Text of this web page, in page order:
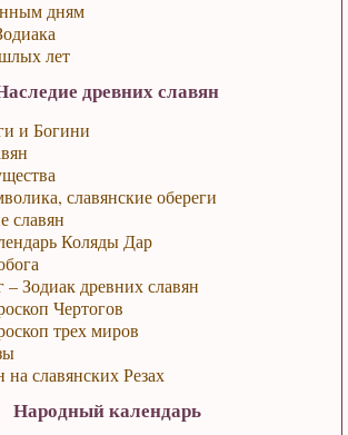
дням
лет
древних славян
и Богини
славянские обереги
славян
Коляды Дар
Зодиак древних славян
Чертогов
трех миров
славянских Резах
Народный календарь